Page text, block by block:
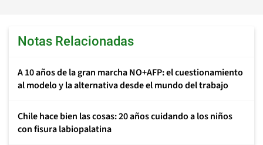
Notas Relacionadas
A 10 años de la gran marcha NO+AFP: el cuestionamiento
al modelo y la alternativa desde el mundo del trabajo
Chile hace bien las cosas: 20 años cuidando a los niños
con fisura labiopalatina